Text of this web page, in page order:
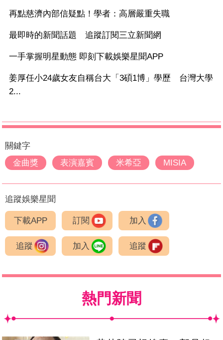
再點慈濟內部信疑點！學者：高層嚴重失職
最即時的新聞話題 追蹤訂閱三立新聞網
一手掌握明星動態 即刻下載娛樂星聞APP
姜厚任小24歲女友自稱台大「3碩1博」學歷 台灣大學
2...
關鍵字
金曲獎
表演嘉賓 米希亞 MISIA
追蹤娛樂星聞
下載APP 訂閱 加入
追蹤 加入 追蹤
熱門新聞